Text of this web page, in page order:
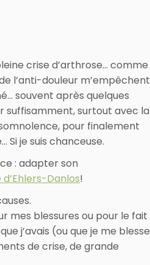
crise d’arthrose… comme
l’anti-douleur m’empêchent
souvent après quelques
suffisamment, surtout avec la
pour finalement
Si je suis chanceuse.
: adapter son
Danlos!
mes blessures ou pour le fait
j’avais (ou que je me blesse
de crise, de grande